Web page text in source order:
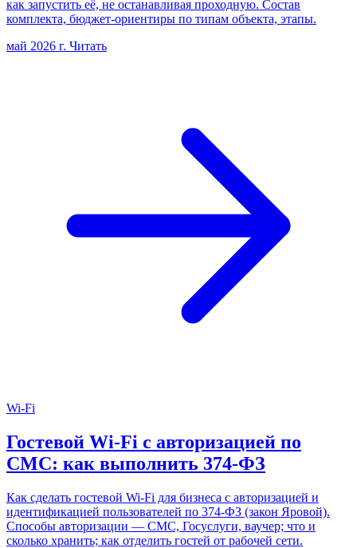
как запустить её, не останавливая проходную. Состав
комплекта, бюджет-ориентиры по типам объекта, этапы.
май 2026 г. Читать
Wi-Fi
Гостевой Wi-Fi с авторизацией по
СМС: как выполнить 374-ФЗ
Как сделать гостевой Wi-Fi для бизнеса с авторизацией и
идентификацией пользователей по 374-ФЗ (закон Яровой).
Способы авторизации — СМС, Госуслуги, ваучер; что и
сколько хранить; как отделить гостей от рабочей сети.